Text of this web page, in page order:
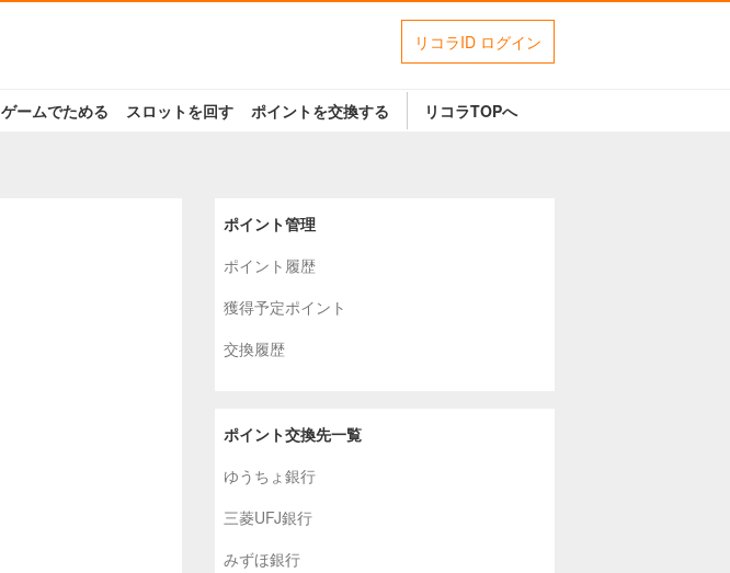
リコラID ログイン
ゲームでためる スロットを回す ポイントを交換する リコラTOPへ
ポイント管理
ポイント履歴
獲得予定ポイント
交換履歴
ポイント交換先一覧
ゆうちょ銀行
三菱UFJ銀行
みずほ銀行